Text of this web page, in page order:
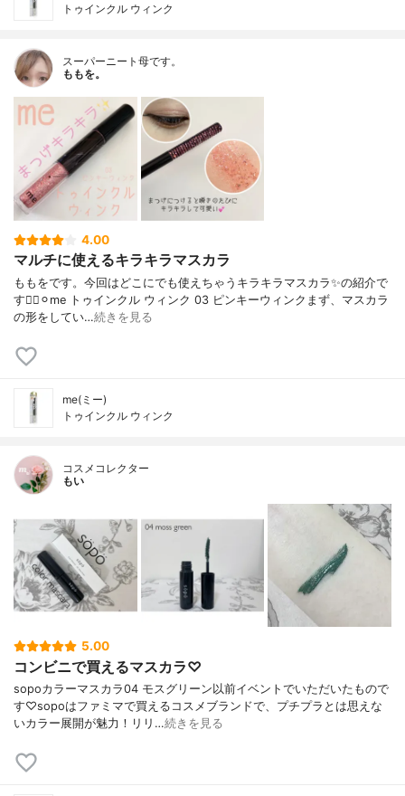
トゥインクル ウィンク
スーパーニート母です。
ももを。
4.00
マルチに使えるキラキラマスカラ
ももをです。今回はどこにでも使えちゃうキラキラマスカラ✨の紹介で
す🙋‍♀️⚪︎me トゥインクル ウィンク 03 ピンキーウィンクまず、マスカラ
の形をしてい…続きを見る
me(ミー)
トゥインクル ウィンク
コスメコレクター
もい
5.00
コンビニで買えるマスカラ♡
sopoカラーマスカラ04 モスグリーン以前イベントでいただいたもので
す♡sopoはファミマで買えるコスメブランドで、プチプラとは思えな
いカラー展開が魅力！リリ…続きを見る